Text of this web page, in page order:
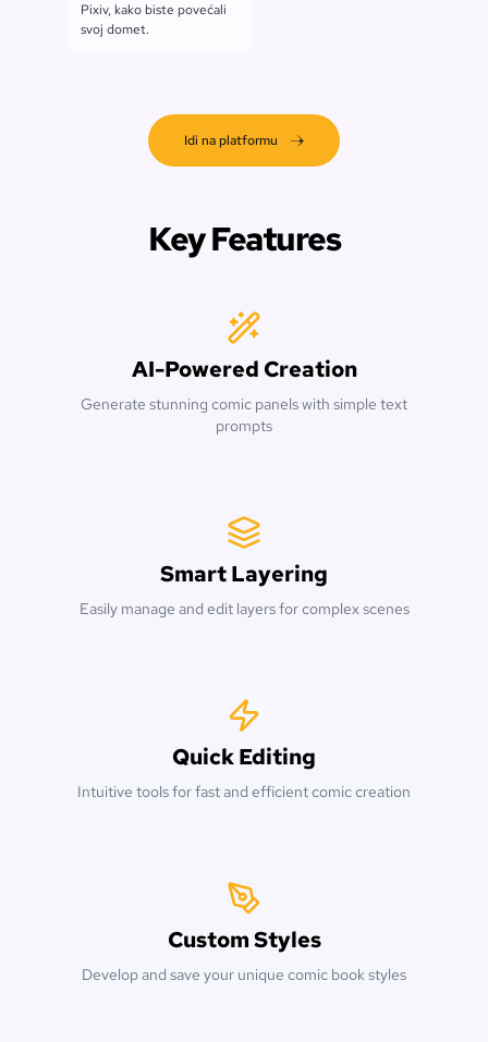
Pixiv, kako biste povećali
svoj domet.
Idi na platformu
Key Features
AI-Powered Creation
Generate stunning comic panels with simple text
prompts
Smart Layering
Easily manage and edit layers for complex scenes
Quick Editing
Intuitive tools for fast and efficient comic creation
Custom Styles
Develop and save your unique comic book styles